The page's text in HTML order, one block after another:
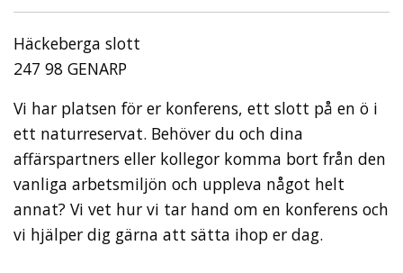
Häckeberga slott
247 98 GENARP
Vi har platsen för er konferens, ett slott på en ö i
ett naturreservat. Behöver du och dina
affärspartners eller kollegor komma bort från den
vanliga arbetsmiljön och uppleva något helt
annat? Vi vet hur vi tar hand om en konferens och
vi hjälper dig gärna att sätta ihop er dag.